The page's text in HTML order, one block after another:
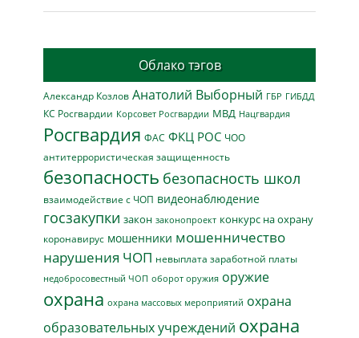
Облако тэгов
Александр Козлов Анатолий Выборный ГБР ГИБДД
КС Росгвардии Корсовет Росгвардии МВД Нацгвардия
Росгвардия ФАС ФКЦ РОС ЧОО
антитеррористическая защищенность
безопасность безопасность школ
взаимодействие с ЧОП видеонаблюдение
госзакупки закон законопроект конкурс на охрану
коронавирус мошенники мошенничество
нарушения ЧОП невыплата заработной платы
недобросовестный ЧОП оборот оружия оружие
охрана охрана массовых мероприятий охрана
образовательных учреждений охрана